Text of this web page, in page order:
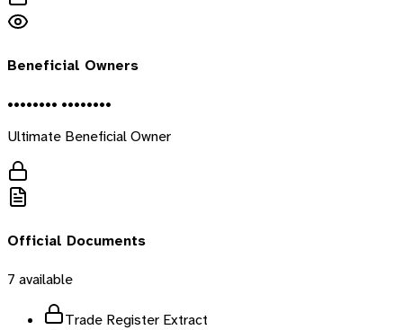
Beneficial Owners
•••••••• ••••••••
Ultimate Beneficial Owner
Official Documents
7 available
Trade Register Extract